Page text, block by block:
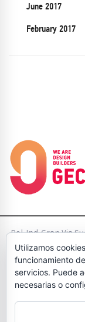
June 2017
February 2017
Pol. Ind. Gran Via
Llobregat
-
Aviso Legal
Utilizamos
funcionamiento
servicios. Puede
necesarias o